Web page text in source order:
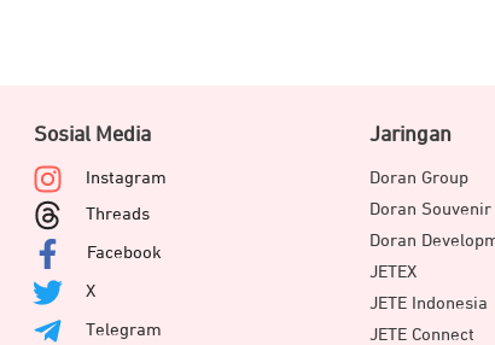
Sosial Media
Instagram
Threads
Facebook
X
Telegram
Jaringan
Doran Group
Doran Souvenir
Doran
JETEX
JETE Indonesia
JETE Connect